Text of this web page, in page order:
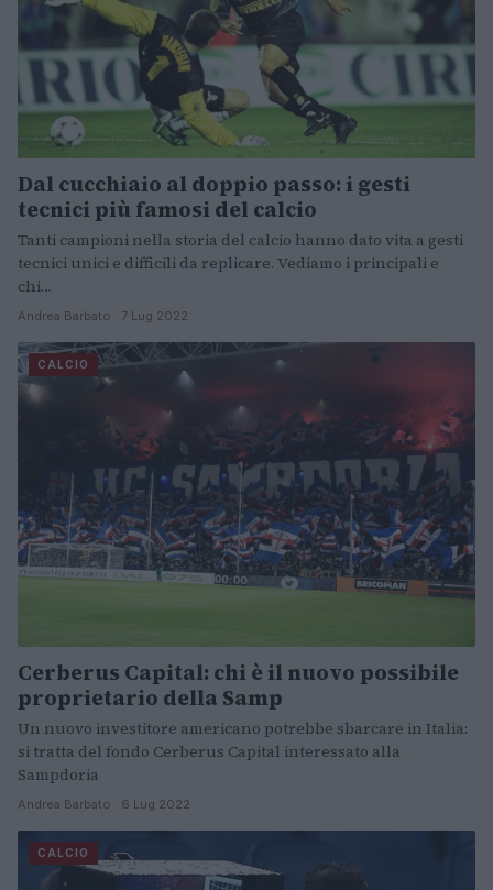
Dal cucchiaio al doppio passo: i gesti
tecnici più famosi del calcio
Tanti campioni nella storia del calcio hanno dato vita a gesti
tecnici unici e difficili da replicare. Vediamo i principali e
chi…
Andrea Barbato · 7 Lug 2022
CALCIO
Cerberus Capital: chi è il nuovo possibile
proprietario della Samp
Un nuovo investitore americano potrebbe sbarcare in Italia:
si tratta del fondo Cerberus Capital interessato alla
Sampdoria
Andrea Barbato · 6 Lug 2022
CALCIO